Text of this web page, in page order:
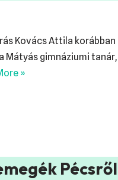
Kovács Attila
Mátyás gimnáziumi
»